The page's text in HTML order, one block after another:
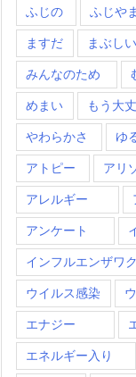
ふじの ふじやま
ますだ まぶしい
みんなのため
めまい もう大
やわらかさ ゆ
アトピー アリ
アレルギー
アンケート
インフルエンザワ
ウイルス感染
エナジー
エネルギー入り